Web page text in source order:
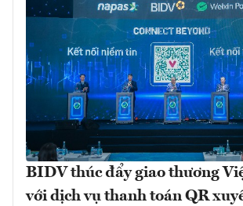
BIDV thúc đẩy giao thương
với dịch vụ thanh toán QR